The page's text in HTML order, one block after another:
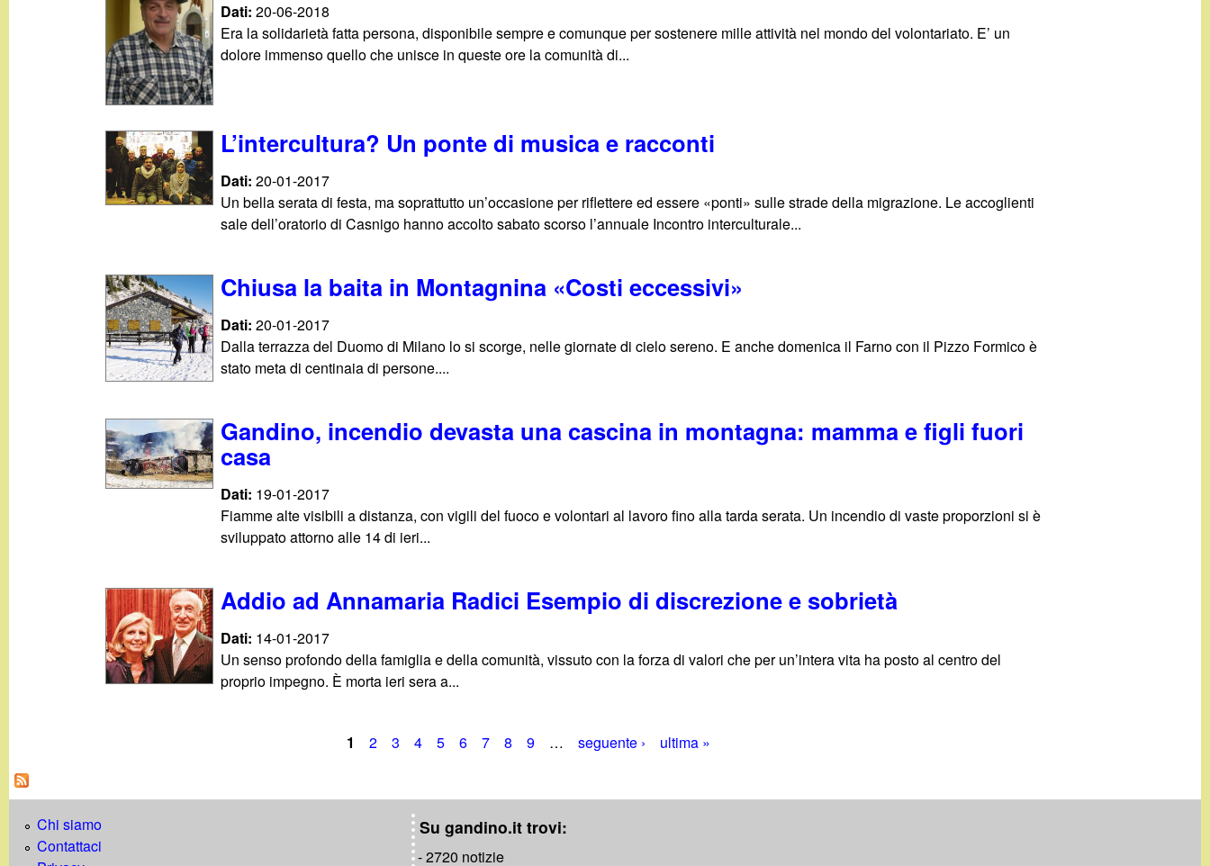
Dati:20-06-2018
Era la solidarietà fatta persona, disponibile sempre e comunque per sostenere mille attività nel mondo del volontariato. E’ un
dolore immenso quello che unisce in queste ore la comunità di...
L’intercultura? Un ponte di musica e racconti
Dati:20-01-2017
Un bella serata di festa, ma soprattutto un’occasione per riflettere ed essere «ponti» sulle strade della migrazione. Le accoglienti
sale dell’oratorio di Casnigo hanno accolto sabato scorso l’annuale Incontro interculturale...
Chiusa la baita in Montagnina «Costi eccessivi»
Dati:20-01-2017
Dalla terrazza del Duomo di Milano lo si scorge, nelle giornate di cielo sereno. E anche domenica il Farno con il Pizzo Formico è
stato meta di centinaia di persone....
Gandino, incendio devasta una cascina in montagna: mamma e figli fuori
casa
Dati: 19-01-2017
Fiamme alte visibili a distanza, con vigili del fuoco e volontari al lavoro fino alla tarda serata. Un incendio di vaste proporzioni si è
sviluppato attorno alle 14 di ieri...
Addio ad Annamaria Radici Esempio di discrezione e sobrietà
Dati: 14-01-2017
Un senso profondo della famiglia e della comunità, vissuto con la forza di valori che per un’intera vita ha posto al centro del
proprio impegno. È morta ieri sera a...
P
a
g
1 2 3 4 5 6 7 8 9 … seguente › ultima »
Chi siamo
Contattaci
Su gandino.it trovi:
- 2720 notizie